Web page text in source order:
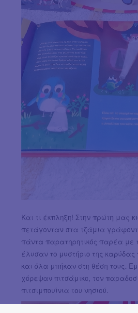
Και τι έκπληξη! Στην πρώτη μας
πετάγονταν στα τζάμια
πάντα παρατηρητικός παρέα με
έλυσαν το μυστήριο της
και όλα μπήκαν στη θέση τους.
χόρεψαν πιτσάμικο, τον
πιτσιμπουίνια του νησιού.